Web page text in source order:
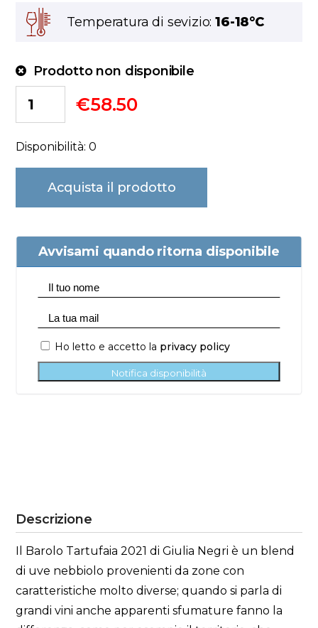
Temperatura di sevizio:16-18°C
Prodotto non disponibile
€58.50
Disponibilità: 0
Acquista il prodotto
Avvisami quando ritorna disponibile
Ho letto e accetto la privacy policy
Notifica disponibilità
Descrizione
Il Barolo Tartufaia 2021 di Giulia Negri è un blend
di uve nebbiolo provenienti da zone con
caratteristiche molto diverse; quando si parla di
grandi vini anche apparenti sfumature fanno la